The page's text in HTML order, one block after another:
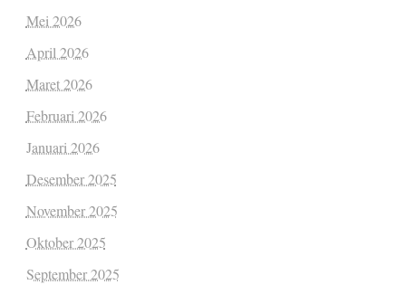
Mei 2026
April 2026
Maret 2026
Februari 2026
Januari 2026
Desember 2025
November 2025
Oktober 2025
September 2025